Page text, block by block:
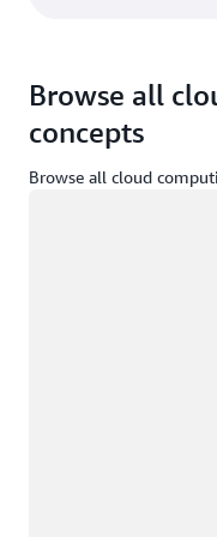
Browse all
concepts
Browse all cloud